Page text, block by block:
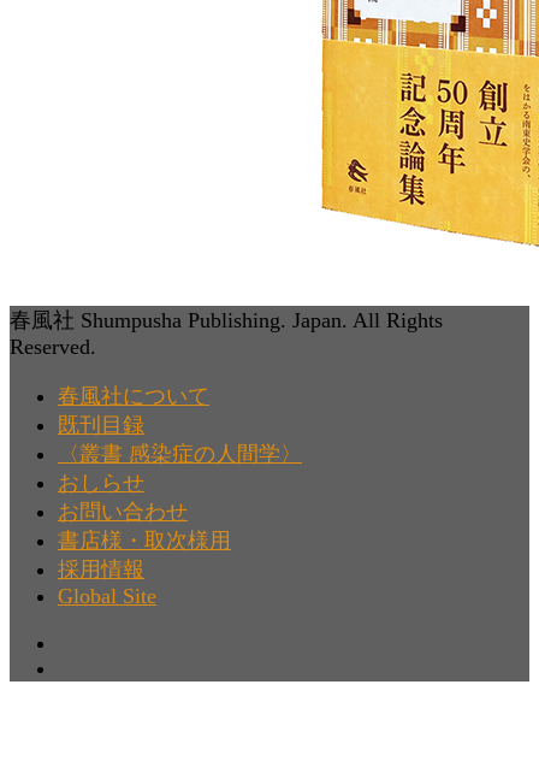
春風社 Shumpusha Publishing. Japan. All Rights
Reserved.
春風社について
既刊目録
〈叢書 感染症の人間学〉
おしらせ
お問い合わせ
書店様・取次様用
採用情報
Global Site